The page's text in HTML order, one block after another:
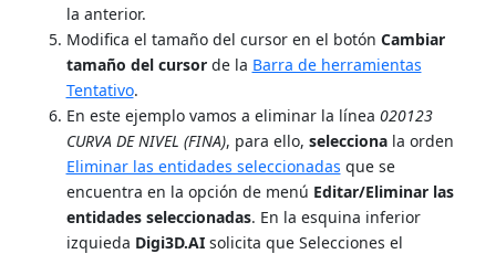
la anterior.
Modifica el tamaño del cursor en el botón Cambiar
tamaño del cursorde la Barra de herramientas
Tentativo.
En este ejemplo vamos a eliminar la línea 020123
CURVA DE NIVEL (FINA), para ello, seleccionala orden
Eliminar las entidades seleccionadas que se
encuentra en la opción de menú Editar/Eliminar las
entidades seleccionadas. En la esquina inferior
izquieda Digi3D.AIsolicita que Selecciones el